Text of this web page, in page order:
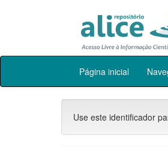
Skip
Página inicial
Use este identificador